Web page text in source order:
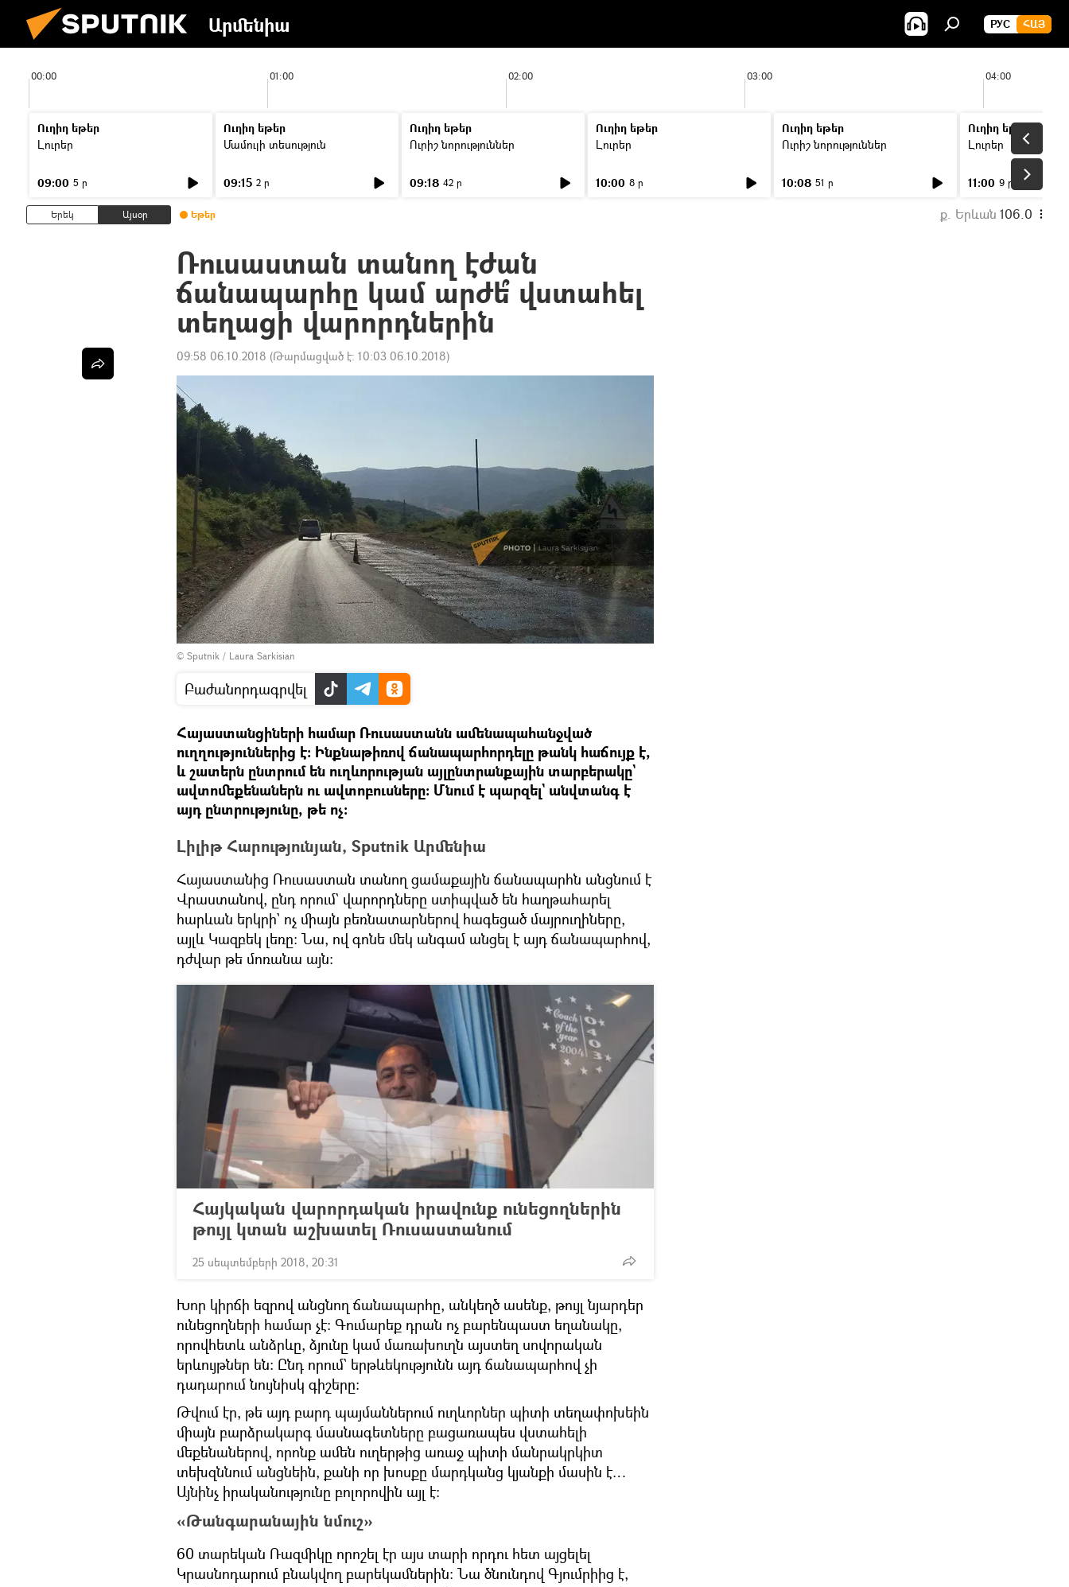
Արմենիա РУС ՀԱՅ
00:00 01:00 02:00 03:00 04:00
Ուղիղ եթեր
Լուրեր
09:00 5 ր
Ուղիղ եթեր
Մամուլի տեսություն
09:15 2 ր
Ուղիղ եթեր
Ուրիշ նորություններ
09:18 42 ր
Ուղիղ եթեր
Լուրեր
10:00 8 ր
Ուղիղ եթեր
Ուրիշ նորություններ
10:08 51 ր
Ուղիղ եթեր
Լուրեր
11:00 9 ր
Երեկ Այսօր Եթեր ք. Երևան 106.0
Ռուսաստան տանող էժան
ճանապարհը կամ արժե՞ վստահել
տեղացի վարորդներին
09:58 06.10.2018 (Թարմացված է: 10:03 06.10.2018)
© Sputnik / Laura Sarkisian
Բաժանորդագրվել
Հայաստանցիների համար Ռուսաստանն ամենապահանջված
ուղղություններից է։ Ինքնաթիռով ճանապարհորդելը թանկ հաճույք է,
և շատերն ընտրում են ուղևորության այլընտրանքային տարբերակը`
ավտոմեքենաներն ու ավտոբուսները։ Մնում է պարզել` անվտանգ է
այդ ընտրությունը, թե ոչ։
Լիլիթ Հարությունյան, Sputnik Արմենիա
Հայաստանից Ռուսաստան տանող ցամաքային ճանապարհն անցնում է
Վրաստանով, ընդ որում` վարորդները ստիպված են հաղթահարել
հարևան երկրի` ոչ միայն բեռնատարներով հագեցած մայրուղիները,
այլև Կազբեկ լեռը։ Նա, ով գոնե մեկ անգամ անցել է այդ ճանապարհով,
դժվար թե մոռանա այն։
Հայկական վարորդական իրավունք ունեցողներին
թույլ կտան աշխատել Ռուսաստանում
25 սեպտեմբերի 2018, 20:31
Խոր կիրճի եզրով անցնող ճանապարհը, անկեղծ ասենք, թույլ նյարդեր
ունեցողների համար չէ։ Գումարեք դրան ոչ բարենպաստ եղանակը,
որովհետև անձրևը, ձյունը կամ մառախուղն այստեղ սովորական
երևույթներ են։ Ընդ որում` երթևեկությունն այդ ճանապարհով չի
դադարում նույնիսկ գիշերը։
Թվում էր, թե այդ բարդ պայմաններում ուղևորներ պիտի տեղափոխեին
միայն բարձրակարգ մասնագետները բացառապես վստահելի
մեքենաներով, որոնք ամեն ուղերթից առաջ պիտի մանրակրկիտ
տեխզննում անցնեին, քանի որ խոսքը մարդկանց կյանքի մասին է…
Այնինչ իրականությունը բոլորովին այլ է։
«Թանգարանային նմուշ»
60 տարեկան Ռազմիկը որոշել էր այս տարի որդու հետ այցելել
Կրասնոդարում բնակվող բարեկամներին։ Նա ծնունդով Գյումրիից է,